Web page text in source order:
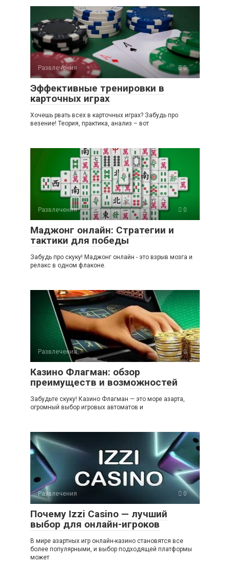
Развлечения 0
Эффективные тренировки в
карточных играх
Хочешь рвать всех в карточных играх? Забудь про
везение! Теория, практика, анализ – вот
Развлечения 0
Маджонг онлайн: Стратегии и
тактики для победы
Забудь про скуку! Маджонг онлайн - это взрыв мозга и
релакс в одном флаконе.
Развлечения 0
Казино Флагман: обзор
преимуществ и возможностей
Забудьте скуку! Казино Флагман — это море азарта,
огромный выбор игровых автоматов и
Развлечения 0
Почему Izzi Casino — лучший
выбор для онлайн-игроков
В мире азартных игр онлайн-казино становятся все
более популярными, и выбор подходящей платформы
может